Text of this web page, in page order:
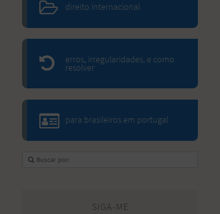
direito internacional
erros, irregularidades, e como
resolver
para brasileiros em portugal
SIGA-ME